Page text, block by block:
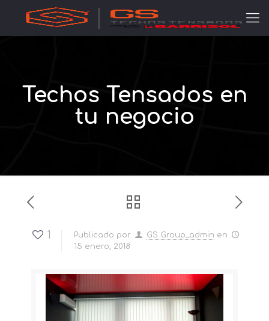
Techos Tensados en
tu negocio
1 Publicado por GS Group_admin en
15 enero, 2018